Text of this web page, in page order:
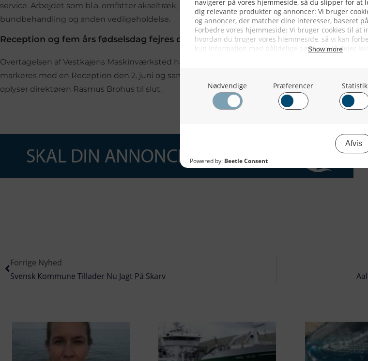
service. Arbejdet som bl.a. omfatter akseltræk, reparation af propeller, maling,
bundbehandling og anden vedligeholdelse.
Reception og fem års fødselsdag fejres den 2. juni 2017
Overtagelsen af Vestkajens Maskinværksted har først virkning fra den 1. juni i år. Det
markeres med en Reception den 2. juni og samtidig fejrer Hirtshals Yard de første fem år,
oplyser direktøren Rasmus Brohus til slut.
Forrige Nyhed
Svensk Kommune Tillader Nu Jagt På Skarv